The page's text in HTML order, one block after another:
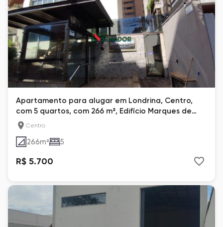
Apartamento para alugar em Londrina, Centro,
com 5 quartos, com 266 m², Edifício Marques de
Olinda
Centro
266m² 5
R$ 5.700